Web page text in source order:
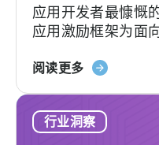
应用开发者最慷慨
应用激励框架为面
场准入费用，具体
阅读更多关
耳
行业洞察